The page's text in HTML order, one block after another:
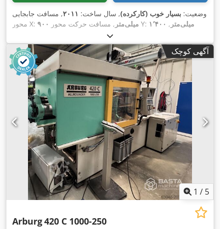
وضعیت: بسیار خوب (کارکرده), سال ساخت: ۲۰۱۱, مسافت جابجایی
محور X:
۹۰۰ میلی‌متر , مسافت حرکت محور Y: ۱٬۴۰۰ میلی‌متر ,
تجهیزات:مستندات / راهنما ,
آگهی کوچک
1 / 5
Arburg420 C 1000-250